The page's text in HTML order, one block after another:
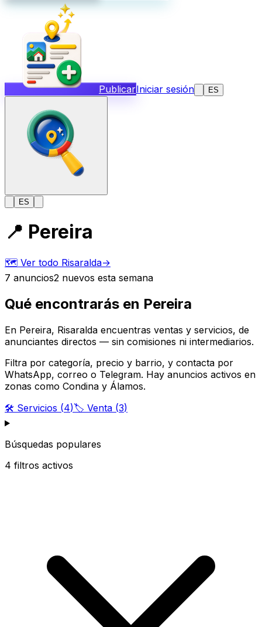
PublicarIniciar sesión ES
ES
📍 Pereira
🗺️ Ver todo Risaralda→
7 anuncios2 nuevos esta semana
Qué encontrarás en Pereira
En Pereira, Risaralda encuentras ventas y servicios, de
anunciantes directos — sin comisiones ni intermediarios.
Filtra por categoría, precio y barrio, y contacta por
WhatsApp, correo o Telegram. Hay anuncios activos en
zonas como Condina y Álamos.
🛠️ Servicios (4)🏷️ Venta (3)
Búsquedas populares
4 filtros activos